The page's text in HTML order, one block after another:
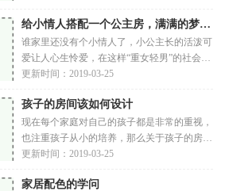
性也更多了。今天我给大家推荐两款比较舒服
的瓷砖铺贴方式，一定会让你的家庭看起来与
给小情人搭配一个公主房，满满的梦幻风
谁家里还没有个小情人了，小公主长的活泼可
爱让人心生怜爱，在这样“重女轻男”的社会
里，大家更是毫不吝啬于给孩子们打造出一个
趋势，人们都说有些比较性的，好像都不愿意
从小就输在了起点。粉红色的装修就成为
更新时间：2019-03-25
孩子的房间该如何设计
现在每个家庭对自己的孩子都是非常的重视，
也注重孩子从小的培养，那么关于孩子的房间
该如何装修呢？其实我建议大家可以帮孩子的
间，在后期更换的时候也比较方便，因为不同
更新时间：2019-03-25
家居配色的学问